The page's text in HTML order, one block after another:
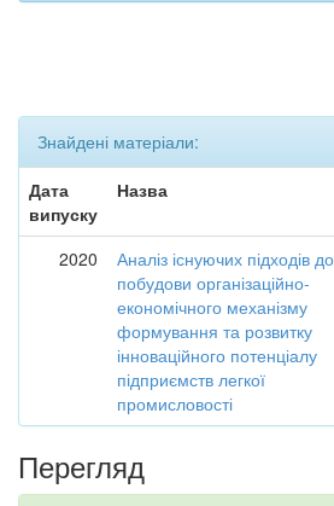
Знайдені матеріали:
Дата
випуску
Назва
2020
Аналіз існуючих підходів до
побудови організаційно-
економічного механізму
формування та розвитку
інноваційного потенціалу
підприємств легкої
промисловості
Перегляд